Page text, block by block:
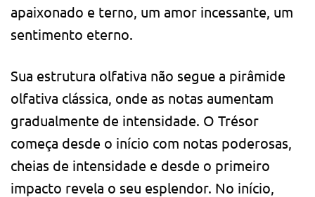
apaixonado e terno, um amor incessante, um
sentimento eterno.
Sua estrutura olfativa não segue a pirâmide
olfativa clássica, onde as notas aumentam
gradualmente de intensidade. O Trésor
começa desde o início com notas poderosas,
cheias de intensidade e desde o primeiro
impacto revela o seu esplendor. No início,